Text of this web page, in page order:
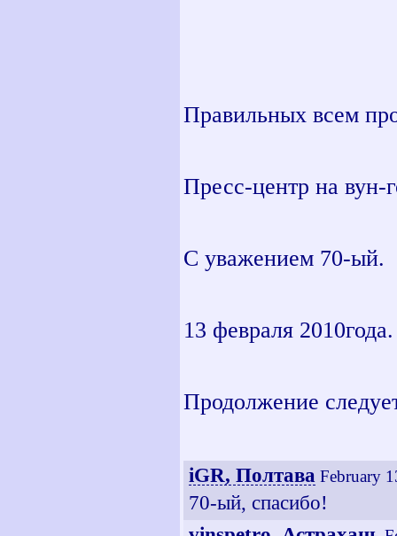
Правильных всем
Пресс-центр на вун-
С уважением 70-ый.
13 февраля 2010года.
Продолжение
iGR, Полтава February
70-ый, спасибо!